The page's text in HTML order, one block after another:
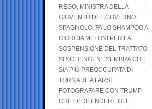
REGO, MINISTRA DELLA
GIOVENTÙ DEL GOVERNO
SPAGNOLO, FA LO SHAMPOO A
GIORGIA MELONI PER LA
SOSPENSIONE DEL TRATTATO
SI SCHENGEN: “SEMBRA CHE
SIA PIÙ PREOCCUPATA DI
TORNARE A FARSI
FOTOGRAFARE CON TRUMP
CHE DI DIFENDERE GLI